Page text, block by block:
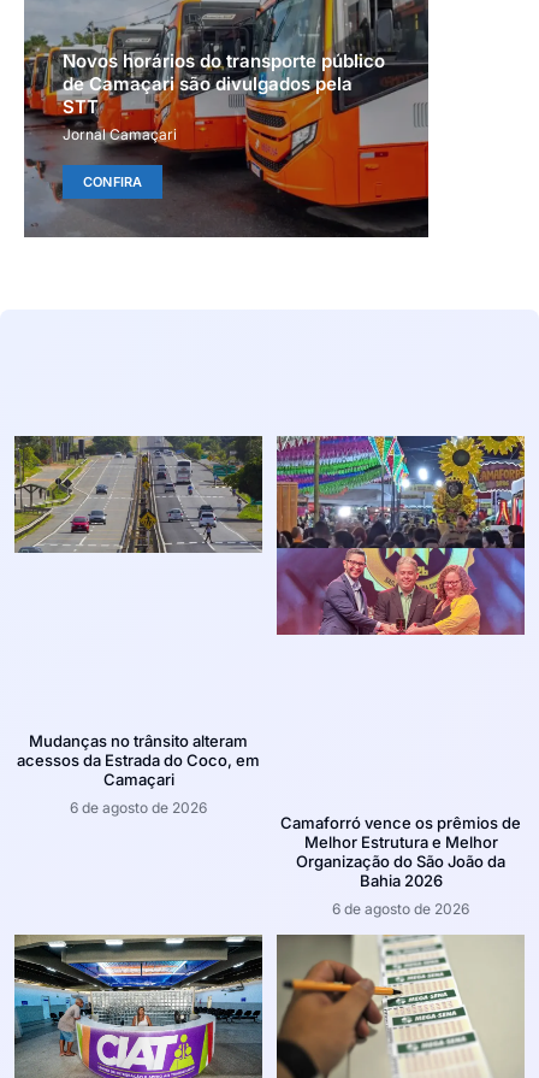
Novos horários do transporte público
de Camaçari são divulgados pela
STT
Jornal Camaçari
CONFIRA
Mudanças no trânsito alteram
acessos da Estrada do Coco, em
Camaçari
6 de agosto de 2026
Camaforró vence os prêmios de
Melhor Estrutura e Melhor
Organização do São João da
Bahia 2026
6 de agosto de 2026